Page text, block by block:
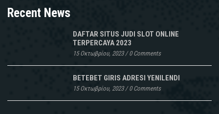
Recent News
DAFTAR SITUS JUDI SLOT ONLINE
TERPERCAYA 2023
15 Οκτωβρίου, 2023/0 Comments
BETEBET GIRIS ADRESI YENILENDI
15 Οκτωβρίου, 2023/0 Comments